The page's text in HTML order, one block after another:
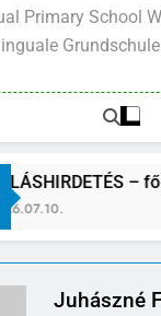
Primary School
–
Juhászné